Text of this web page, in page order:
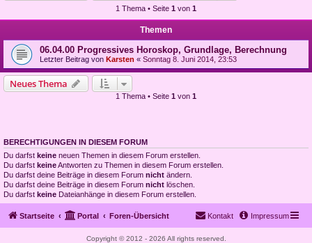
1 Thema • Seite 1 von 1
Themen
06.04.00 Progressives Horoskop, Grundlage, Berechnung
Letzter Beitrag von Karsten « Sonntag 8. Juni 2014, 23:53
Neues Thema
1 Thema • Seite 1 von 1
BERECHTIGUNGEN IN DIESEM FORUM
Du darfst keine neuen Themen in diesem Forum erstellen.
Du darfst keineAntworten zu Themen in diesem Forum erstellen.
Du darfst deine Beiträge in diesem Forum nicht ändern.
Du darfst deine Beiträge in diesem Forum nicht löschen.
Du darfst keine Dateianhänge in diesem Forum erstellen.
Startseite Portal Foren-Übersicht Impressum
Kontakt
Copyright © 2012 - 2026 All rights reserved.